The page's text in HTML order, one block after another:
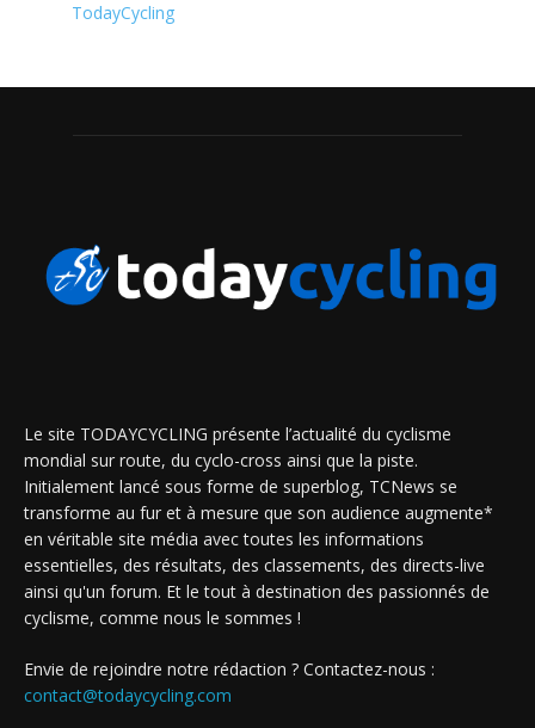
TodayCycling
Le site TODAYCYCLING présente l’actualité du cyclisme
mondial sur route, du cyclo-cross ainsi que la piste.
Initialement lancé sous forme de superblog, TCNews se
transforme au fur et à mesure que son audience augmente*
en véritable site média avec toutes les informations
essentielles, des résultats, des classements, des directs-live
ainsi qu'un forum. Et le tout à destination des passionnés de
cyclisme, comme nous le sommes !
Envie de rejoindre notre rédaction ? Contactez-nous :
contact@todaycycling.com